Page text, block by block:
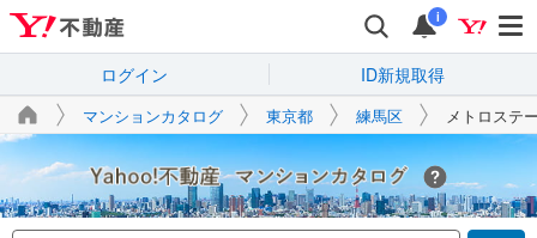
i
ログイン ID新規取得
マンションカタログ 東京都 練馬区 メトロステ
Yahoo!不動産